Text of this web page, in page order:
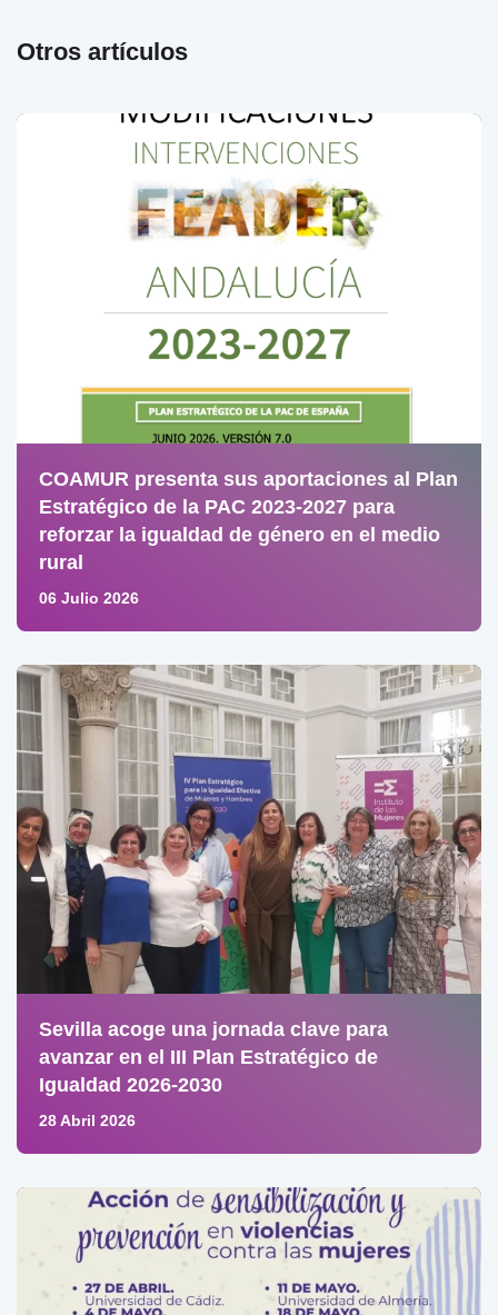
Otros artículos
COAMUR presenta sus aportaciones al Plan
Estratégico de la PAC 2023-2027 para
reforzar la igualdad de género en el medio
rural
06 Julio 2026
Sevilla acoge una jornada clave para
avanzar en el III Plan Estratégico de
Igualdad 2026-2030
28 Abril 2026